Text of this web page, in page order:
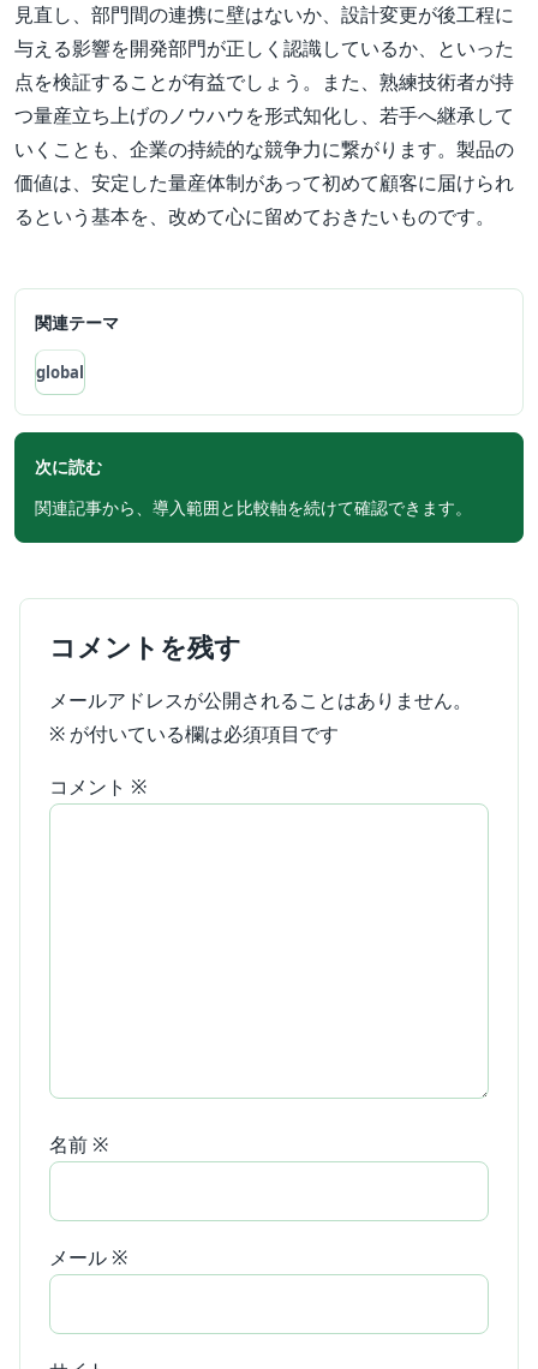
見直し、部門間の連携に壁はないか、設計変更が後工程に
与える影響を開発部門が正しく認識しているか、といった
点を検証することが有益でしょう。また、熟練技術者が持
つ量産立ち上げのノウハウを形式知化し、若手へ継承して
いくことも、企業の持続的な競争力に繋がります。製品の
価値は、安定した量産体制があって初めて顧客に届けられ
るという基本を、改めて心に留めておきたいものです。
関連テーマ
global
次に読む
関連記事から、導入範囲と比較軸を続けて確認できます。
コメントを残す
メールアドレスが公開されることはありません。
※ が付いている欄は必須項目です
コメント ※
名前 ※
メール ※